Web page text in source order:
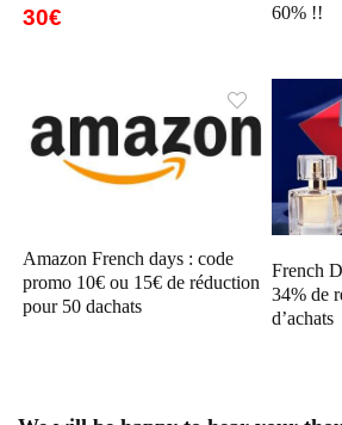
30€
60% !!
Amazon French days : code
promo 10€ ou 15€ de réduction
pour 50 dachats
French
34% de
d’achats